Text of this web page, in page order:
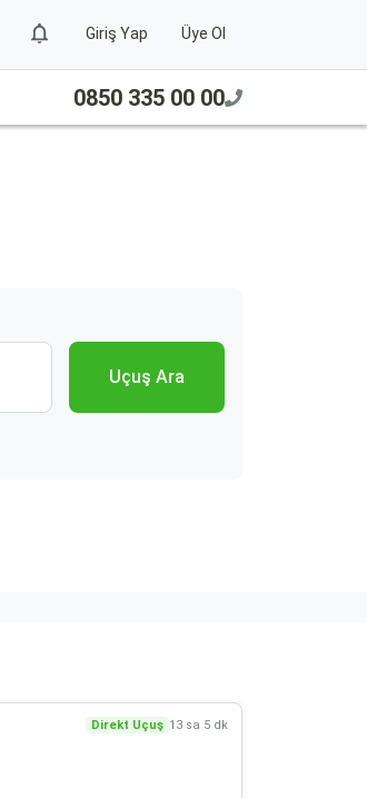
Giriş Yap Üye Ol
0850 335 00 00
Uçuş Ara
Direkt Uçuş 13 sa 5 dk